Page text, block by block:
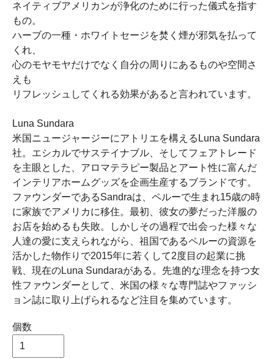
ネイティブアメリカンが浄化のために行った儀式を指す
もの。
ハーブの一種・ホワイトセージを焚く煙が邪気を払って
くれ、
心のモヤモヤだけでなく自分の周りにあるものや空間さ
えも
リフレッシュしてくれる効果があると言われています。
Luna Sundara
米国ニュージャージーにアトリエを構えるLuna Sundara
社。エシカルでサステイナブル、そしてフェアトレード
を主眼とした、アロマテラピー製品とアート性に富んだ
インテリアホームグッズを企画生産するブランドです。
ファウンダーであるSandraは、ペルーで生まれ15歳の時
に家族でアメリカに移住。最初、彼女の夢だった洋服の
お店を始めるも失敗。しかしその過程で出会った様々な
人達の愛に支えられながら、祖国であるペルーの資源を
活かした物作りで2015年に若くして2度目の起業に挑
戦、現在のLuna Sundaraがある。先進的な理念を持つ女
性ファウンダーとして、米国の様々な専門誌やファッシ
ョン誌に取り上げられるなど注目を集めています。
個数